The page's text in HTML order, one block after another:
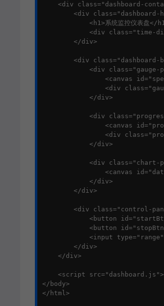
<div class="dashboard-
<div class="dashboard-
<h1>系统监控仪表盘</
<div class="time-
        </div>
<div class="dashboard-
<div class="gauge-
<canvas
<div
            </div>
<div
<canvas
<div
            </div>
<div class="chart-
<canvas
            </div>
        </div>
<div class="control-
<button
<button
<input
        </div>
    </div>
<script
</body>
</html>